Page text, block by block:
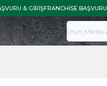
& GIRIŞFRANCHISE BAŞVURU